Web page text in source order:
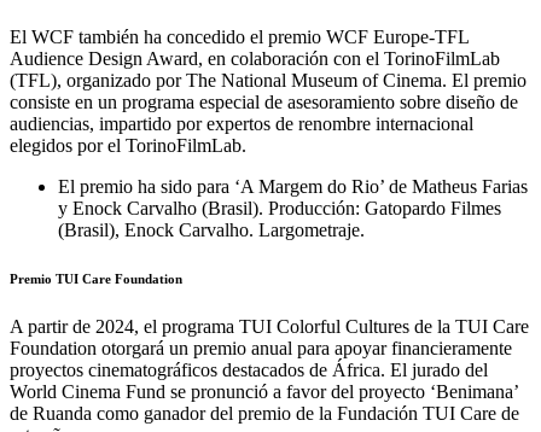
El WCF también ha concedido el premio WCF Europe-TFL
Audience Design Award, en colaboración con el TorinoFilmLab
(TFL), organizado por The National Museum of Cinema. El premio
consiste en un programa especial de asesoramiento sobre diseño de
audiencias, impartido por expertos de renombre internacional
elegidos por el TorinoFilmLab.
El premio ha sido para ‘A Margem do Rio’ de Matheus Farias
y Enock Carvalho (Brasil). Producción: Gatopardo Filmes
(Brasil), Enock Carvalho. Largometraje.
Premio TUI Care Foundation
A partir de 2024, el programa TUI Colorful Cultures de la TUI Care
Foundation otorgará un premio anual para apoyar financieramente
proyectos cinematográficos destacados de África. El jurado del
World Cinema Fund se pronunció a favor del proyecto ‘Benimana’
de Ruanda como ganador del premio de la Fundación TUI Care de